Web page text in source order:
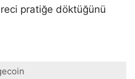
pratiğe döktüğünü